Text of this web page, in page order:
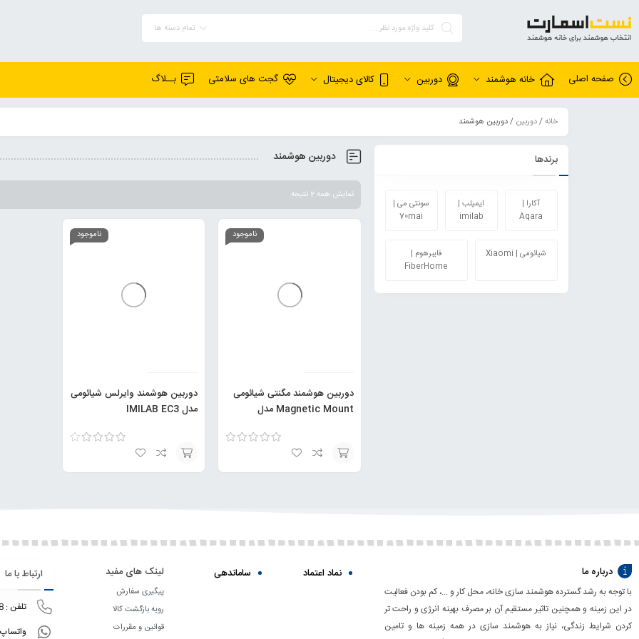
تمام دسته ها
صفحه اصلی خانه هوشمند دوربین کالای دیجیتال گجت های سلامتی بــلاگ
خانه/دوربین / دوربین هوشمند
دوربین هوشمند
نمایش همه 2 نتیجه
ناموجود
دوربین هوشمند مگنتی شیائومی
Magnetic Mount مدل
انتخاب
ناموجود
دوربین هوشمند وایرلس شیائومی
مدل IMILAB EC3
انتخاب
برندها
آکارا |
Aqara
ایمیلب |
imilab
سونتی می |
70mai
شیائومی | Xiaomi
فایبرهوم |
FiberHome
درباره ما
با توجه به رشد گسترده هوشمند سازی خانه، محل کار و ...، کم بودن فعالیت
در این زمینه و همچنین تاثیر مستقیم آن بر مصرف بهینه انرژی و راحت تر
کردن شرایط زندگی، نیاز به هوشمند سازی در همه زمینه ها و تامین
نماد اعتماد ساماندهی لینک های مفید
پیگیری سفارش
رویه بازگشت کالا
قوانین و مقررات
ارتباط با ما
تلفن : 09195711158
واتساپ: